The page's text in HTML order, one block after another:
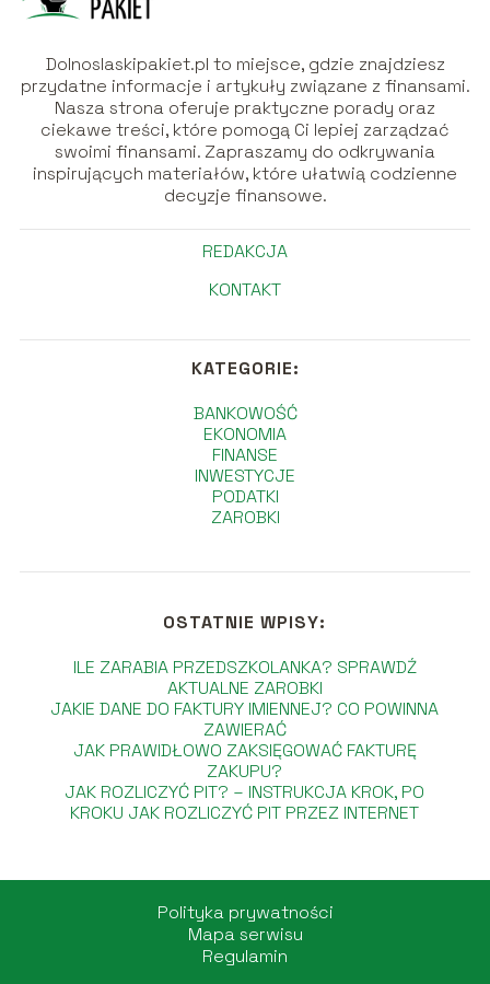
Dolnoslaskipakiet.pl to miejsce, gdzie znajdziesz
przydatne informacje i artykuły związane z finansami.
Nasza strona oferuje praktyczne porady oraz
ciekawe treści, które pomogą Ci lepiej zarządzać
swoimi finansami. Zapraszamy do odkrywania
inspirujących materiałów, które ułatwią codzienne
decyzje finansowe.
REDAKCJA
KONTAKT
KATEGORIE:
BANKOWOŚĆ
EKONOMIA
FINANSE
INWESTYCJE
PODATKI
ZAROBKI
OSTATNIE WPISY:
ILE ZARABIA PRZEDSZKOLANKA? SPRAWDŹ
AKTUALNE ZAROBKI
JAKIE DANE DO FAKTURY IMIENNEJ? CO POWINNA
ZAWIERAĆ
JAK PRAWIDŁOWO ZAKSIĘGOWAĆ FAKTURĘ
ZAKUPU?
JAK ROZLICZYĆ PIT? – INSTRUKCJA KROK, PO
KROKU JAK ROZLICZYĆ PIT PRZEZ INTERNET
Polityka prywatności
Mapa serwisu
Regulamin